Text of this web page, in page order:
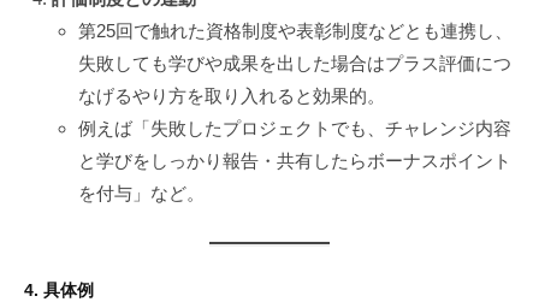
第25回で触れた資格制度や表彰制度などとも連携し、
失敗しても学びや成果を出した場合はプラス評価につ
なげるやり方を取り入れると効果的。
例えば「失敗したプロジェクトでも、チャレンジ内容
と学びをしっかり報告・共有したらボーナスポイント
を付与」など。
4. 具体例